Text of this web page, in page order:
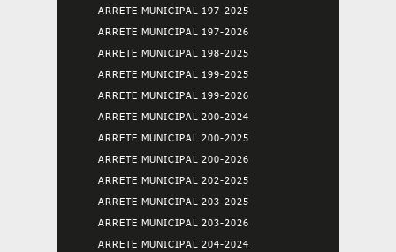
ARRETE MUNICIPAL 197-2025
ARRETE MUNICIPAL 197-2026
ARRETE MUNICIPAL 198-2025
ARRETE MUNICIPAL 199-2025
ARRETE MUNICIPAL 199-2026
ARRETE MUNICIPAL 200-2024
ARRETE MUNICIPAL 200-2025
ARRETE MUNICIPAL 200-2026
ARRETE MUNICIPAL 202-2025
ARRETE MUNICIPAL 203-2025
ARRETE MUNICIPAL 203-2026
ARRETE MUNICIPAL 204-2024